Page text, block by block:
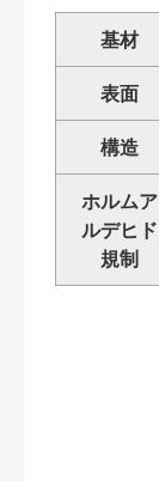
基材
表面
構造
ホルムア
ルデヒド
規制